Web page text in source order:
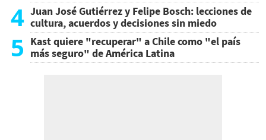
4 Juan José Gutiérrez y Felipe Bosch: lecciones de
cultura, acuerdos y decisiones sin miedo
5 Kast quiere "recuperar" a Chile como "el país
más seguro" de América Latina